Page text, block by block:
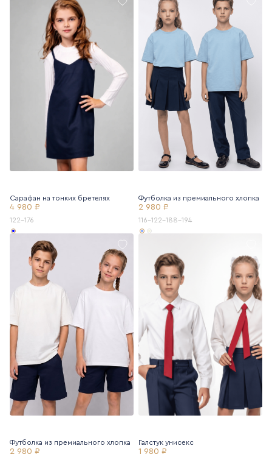
Сарафан на тонких бретелях
4 980 ₽
122-176
Футболка из премиального хлопка
2 980 ₽
116-122-188-194
Футболка из премиального хлопка
2 980 ₽
Галстук унисекс
1 980 ₽